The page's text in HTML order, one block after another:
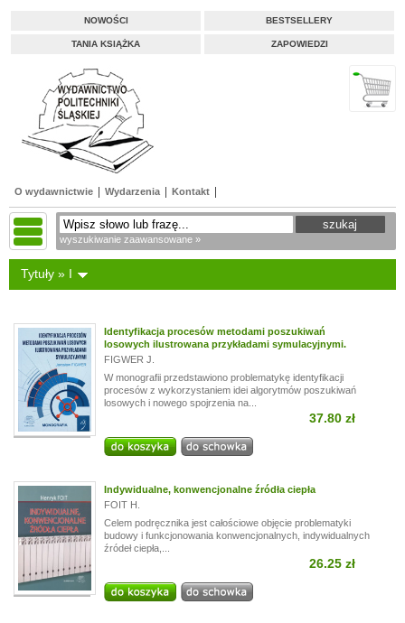
NOWOŚCI BESTSELLERY
TANIA KSIĄŻKA ZAPOWIEDZI
O wydawnictwie Wydarzenia Kontakt
wyszukiwanie zaawansowane »
Tytuły » I
Identyfikacja procesów metodami poszukiwań
losowych ilustrowana przykładami symulacyjnymi.
FIGWER J.
W monografii przedstawiono problematykę identyfikacji
procesów z wykorzystaniem idei algorytmów poszukiwań
losowych i nowego spojrzenia na...
37.80 zł
Indywidualne, konwencjonalne źródła ciepła
FOIT H.
Celem podręcznika jest całościowe objęcie problematyki
budowy i funkcjonowania konwencjonalnych, indywidualnych
źródeł ciepła,...
26.25 zł